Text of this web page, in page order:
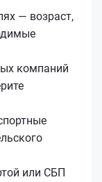
— возраст,
компаний
или СБП